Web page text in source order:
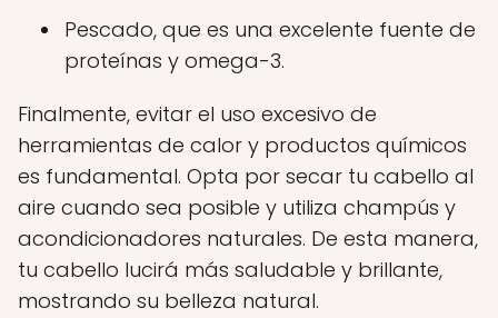
Pescado, que es una excelente fuente de
proteínas y omega-3.
Finalmente, evitar el uso excesivo de
herramientas de calor y productos químicos
es fundamental. Opta por secar tu cabello al
aire cuando sea posible y utiliza champús y
acondicionadores naturales. De esta manera,
tu cabello lucirá más saludable y brillante,
mostrando su belleza natural.